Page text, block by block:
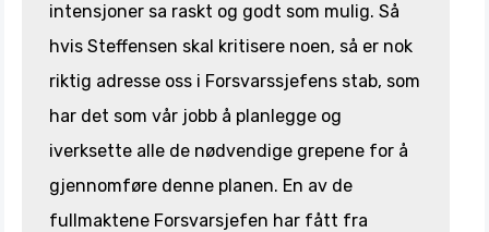
intensjoner sa raskt og godt som mulig. Så
hvis Steffensen skal kritisere noen, så er nok
riktig adresse oss i Forsvarssjefens stab, som
har det som vår jobb å planlegge og
iverksette alle de nødvendige grepene for å
gjennomføre denne planen. En av de
fullmaktene Forsvarsjefen har fått fra